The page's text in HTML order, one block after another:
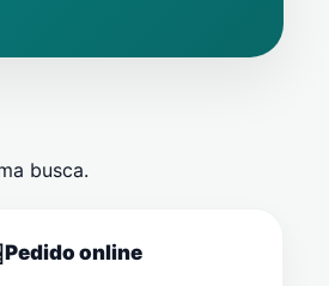
busca.
Pedido online